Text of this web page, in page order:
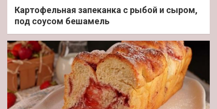
Картофельная запеканка с рыбой и сыром,
под соусом бешамель